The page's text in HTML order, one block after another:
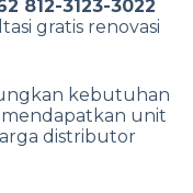
812-3123-3022
gratis renovasi
kebutuhan
unit
distributor